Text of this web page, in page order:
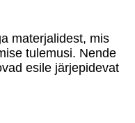
materjalidest, mis
tulemusi. Nende
esile järjepidevat